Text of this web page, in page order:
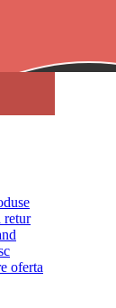
retur
oferta